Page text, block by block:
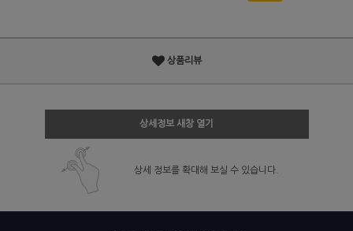
상품리뷰
상세정보 새창 열기
상세 정보를 확대해 보실 수 있습니다.